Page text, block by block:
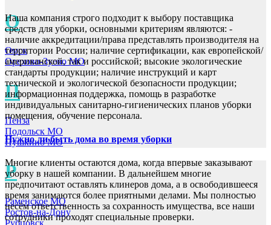
О
Омск
Орехово-Зуево МО
П
Пенза
Подольск МО
Пушкино МО
Р
Раменское МО
Ростов-на-Дону
Рубцовск
Наша компания строго подходит к выбору поставщика
средств для уборки, основными критериям являются: -
наличие аккредитации/права представлять производителя на
территории России; наличие сертификации, как европейской/
американской, так и российской; высокие экологические
стандарты продукции; наличие инструкций и карт
технической и экологической безопасности продукции;
информационная поддержка, помощь в разработке
индивидуальных санитарно-гигиенических планов уборки
помещения, обучение персонала.
Нужно ли быть дома во время уборки
Многие клиенты остаются дома, когда впервые заказывают
уборку в нашей компании. В дальнейшем многие
предпочитают оставлять клинеров дома, а в освободившееся
время занимаются более приятными делами. Мы полностью
несём ответственность за сохранность имущества, все наши
сотрудники проходят специальные проверки.